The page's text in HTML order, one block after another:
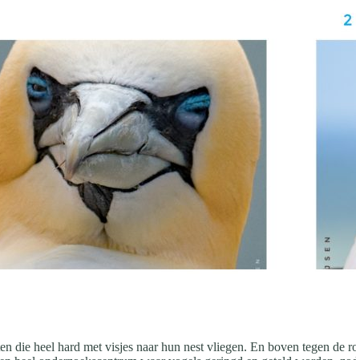
die heel hard met visjes naar hun nest vliegen. En boven tegen